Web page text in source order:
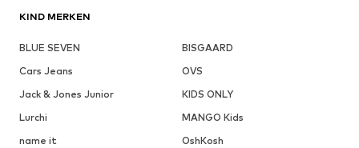
KIND MERKEN
BLUE SEVEN
BISGAARD
Cars Jeans
OVS
Jack & Jones Junior
KIDS ONLY
Lurchi
MANGO Kids
name it
OshKosh